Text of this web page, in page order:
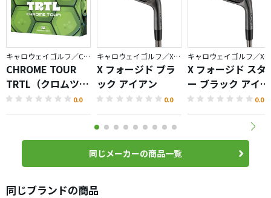
キャロウェイゴルフ／CHROME
CHROME TOUR
TRTL（クロムツア
ータートル）ボー
ル
0.0
キャロウェイゴルフ／X FORGED
X フォージド ブラ
ック アイアン
0.0
X フォージド スタ
ー ブラック アイア
ン
0.0
同じメーカーの商品一覧
同じブランドの商品